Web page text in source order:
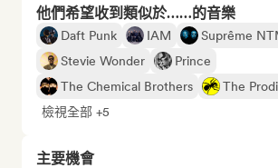
他們希望收到類似於……的音樂
Daft Punk IAM Suprême
Stevie Wonder
Prince
The Chemical Brothers
The
檢視全部 +5
主要機會